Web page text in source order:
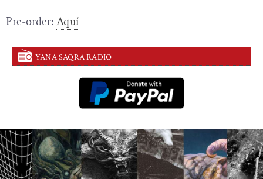
Pre-order:Aquí
YANA SAQRA RADIO